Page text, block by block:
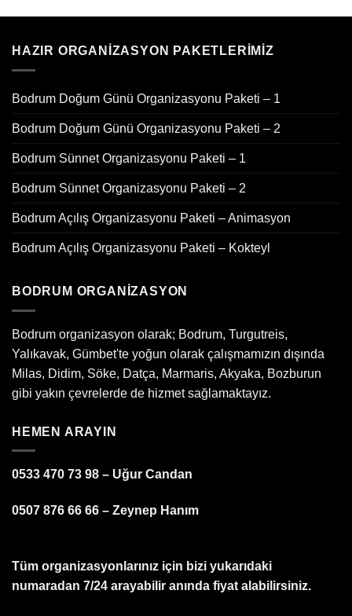
HAZIR ORGANIZASYON PAKETLERIMIZ
Bodrum Doğum Günü Organizasyonu Paketi – 1
Bodrum Doğum Günü Organizasyonu Paketi – 2
Bodrum Sünnet Organizasyonu Paketi – 1
Bodrum Sünnet Organizasyonu Paketi – 2
Bodrum Açılış Organizasyonu Paketi – Animasyon
Bodrum Açılış Organizasyonu Paketi – Kokteyl
BODRUM ORGANIZASYON
Bodrum organizasyon olarak; Bodrum, Turgutreis,
Yalıkavak, Gümbet'te yoğun olarak çalışmamızın dışında
Milas, Didim, Söke, Datça, Marmaris, Akyaka, Bozburun
gibi yakın çevrelerde de hizmet sağlamaktayız.
HEMEN ARAYIN
0533 470 73 98 – Uğur Candan
0507 876 66 66 – Zeynep Hanım
Tüm organizasyonlarınız için bizi yukarıdaki
numaradan 7/24 arayabilir anında fiyat alabilirsiniz.